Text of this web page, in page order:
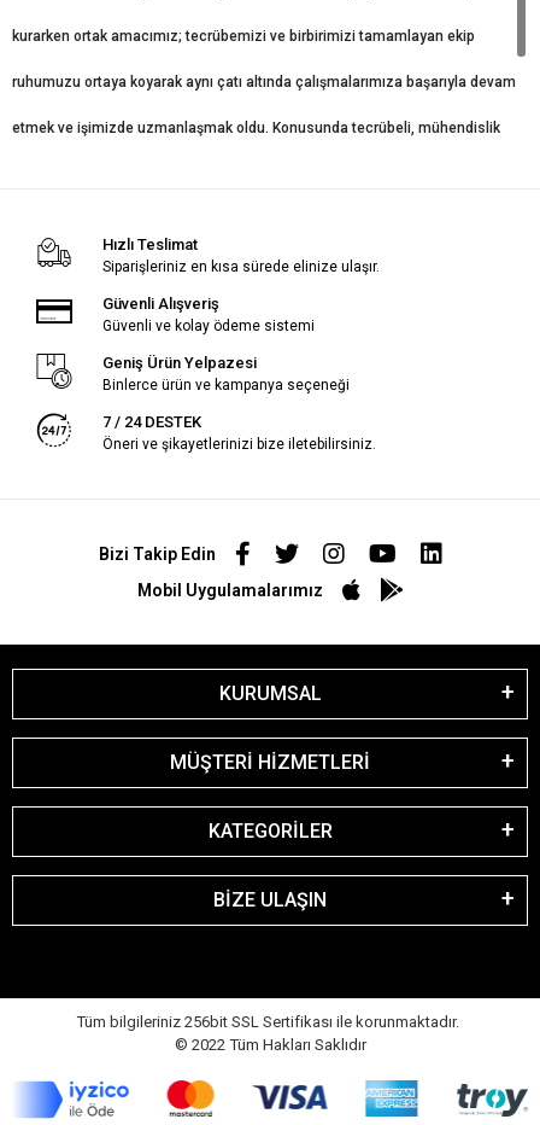
kurarken ortak amacımız; tecrübemizi ve birbirimizi tamamlayan ekip
ruhumuzu ortaya koyarak aynı çatı altında çalışmalarımıza başarıyla devam
etmek ve işimizde uzmanlaşmak oldu. Konusunda tecrübeli, mühendislik
farkındalık oluşturmayı hedefleyen, disiplinle çalışan, müşteri
memnuniyetine inanan, işini sahiplenen bir ekibiz.
Hızlı Teslimat
Siparişleriniz en kısa sürede elinize ulaşır.
Güvenli Alışveriş
Güvenli ve kolay ödeme sistemi
Geniş Ürün Yelpazesi
Binlerce ürün ve kampanya seçeneği
7 / 24 DESTEK
Öneri ve şikayetlerinizi bize iletebilirsiniz.
Bizi Takip Edin
Mobil Uygulamalarımız
KURUMSAL
MÜŞTERİ HİZMETLERİ
KATEGORİLER
BİZE ULAŞIN
Tüm bilgileriniz 256bit SSL Sertifikası ile korunmaktadır.
© 2022 Tüm Hakları Saklıdır